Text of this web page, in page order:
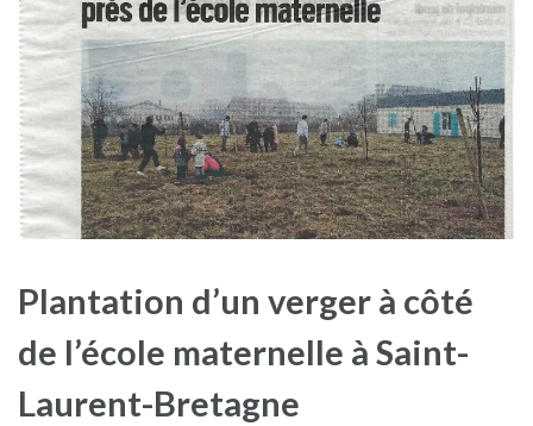
Plantation d’un verger à côté
de l’école maternelle à Saint-
Laurent-Bretagne